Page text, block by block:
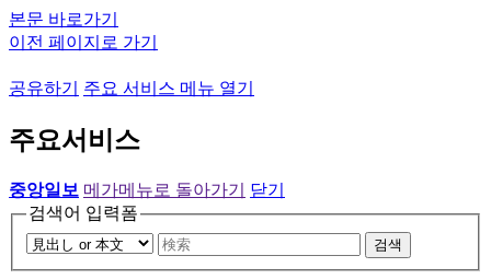
본문 바로가기
이전 페이지로 가기
공유하기 주요 서비스 메뉴 열기
주요서비스
중앙일보 메가메뉴로 돌아가기
닫기
검색어 입력폼
검색